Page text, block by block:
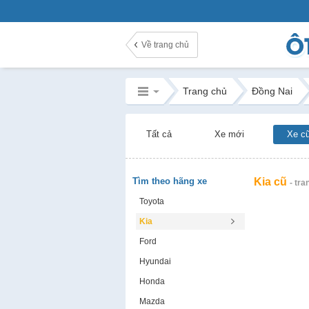
Về trang chủ
Trang chủ Đồng Nai
Tất cả Xe mới Xe
Tìm theo hãng xe
Toyota
Kia
Ford
Hyundai
Honda
Mazda
Kia cũ -